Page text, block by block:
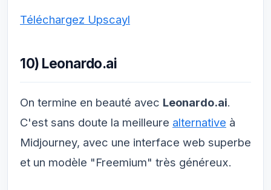
Téléchargez Upscayl
10) Leonardo.ai
On termine en beauté avec Leonardo.ai.
C'est sans doute la meilleure alternative à
Midjourney, avec une interface web superbe
et un modèle "Freemium" très généreux.